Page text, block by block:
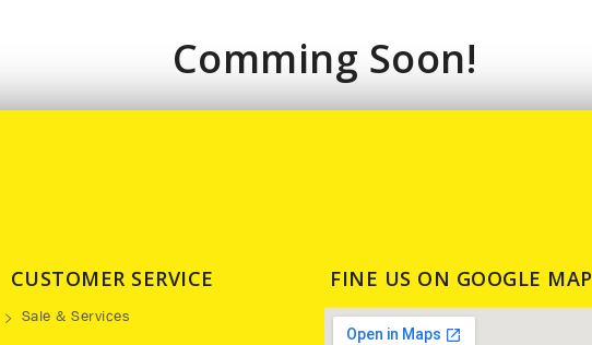
Comming Soon!
CUSTOMER SERVICE
Sale & Services
FINE US ON GOOGLE MAP